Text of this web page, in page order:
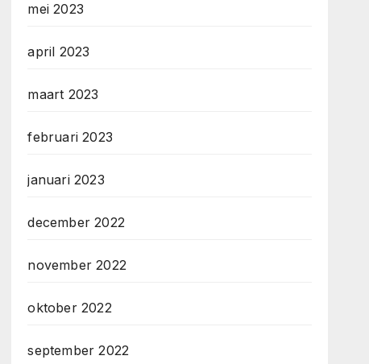
mei 2023
april 2023
maart 2023
februari 2023
januari 2023
december 2022
november 2022
oktober 2022
september 2022